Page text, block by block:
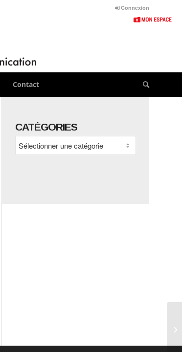
Connexion
Contact
CATÉGORIES
Catégories